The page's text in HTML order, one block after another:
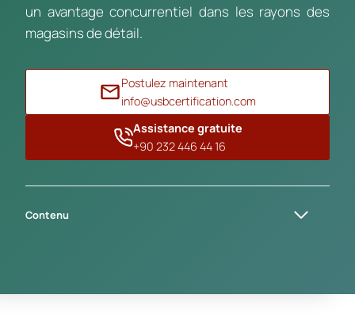
un avantage concurrentiel dans les rayons des
magasins de détail.
Postulez maintenant
info@usbcertification.com
Assistance gratuite
+90 232 446 44 16
Contenu